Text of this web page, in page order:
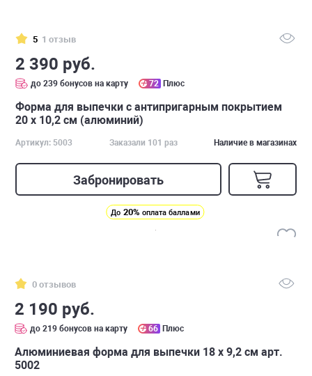
5 1 отзыв
2 390 руб.
до 239 бонусов на карту 72 Плюс
Форма для выпечки с антипригарным покрытием
20 х 10,2 см (алюминий)
Артикул: 5003 Заказали 101 раз Наличие в магазинах
Забронировать
До 20% оплата баллами
0 отзывов
2 190 руб.
до 219 бонусов на карту 66 Плюс
Алюминиевая форма для выпечки 18 х 9,2 см арт.
5002